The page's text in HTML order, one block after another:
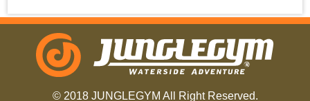
© 2018 JUNGLEGYM All Right Reserved.